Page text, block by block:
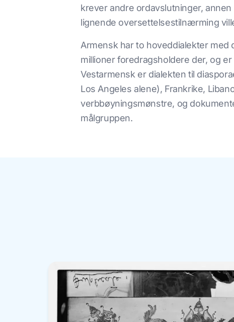
krever andre ordavslutninger,
lignende oversettelsestilnærming
Armensk har to hoveddialekter
millioner foredragsholdere der, og
Vestarmensk er dialekten til
Los Angeles alene), Frankrike,
verbbøyningsmønstre, og
målgruppen.